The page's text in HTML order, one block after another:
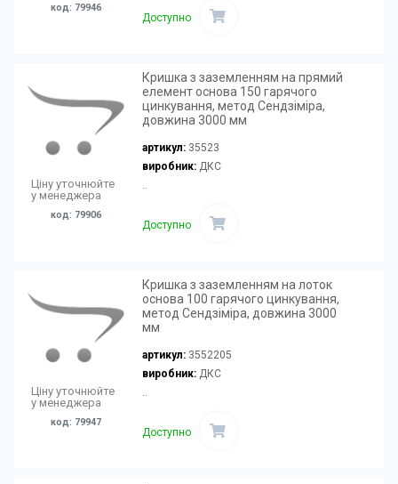
код: 79946
Доступно
Ціну уточнюйте
у менеджера
код: 79906
Кришка з заземленням на прямий
елемент основа 150 гарячого
цинкування, метод Сендзіміра,
довжина 3000 мм
артикул: 35523
виробник:ДКС
..
Доступно
Ціну уточнюйте
у менеджера
код: 79947
Кришка з заземленням на лоток
основа 100 гарячого цинкування,
метод Сендзіміра, довжина 3000
мм
артикул: 3552205
виробник:ДКС
..
Доступно